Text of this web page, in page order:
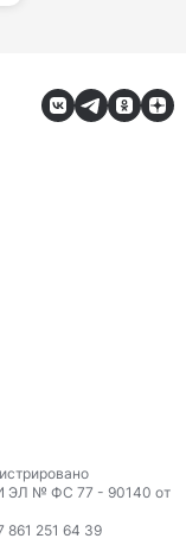
ЭЛ № ФС 77 - 90140 от
861 251 64 39